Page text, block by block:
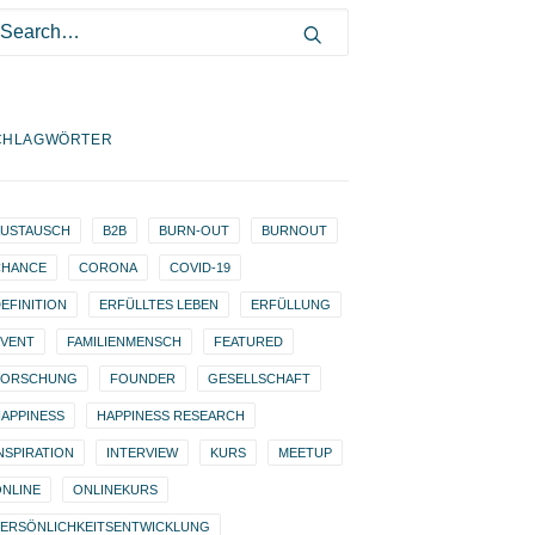
B2B BURN-OUT BURNOUT
CORONA COVID-19
ERFÜLLTES LEBEN ERFÜLLUNG
FAMILIENMENSCH FEATURED
FOUNDER GESELLSCHAFT
HAPPINESS RESEARCH
INTERVIEW KURS MEETUP
ONLINEKURS